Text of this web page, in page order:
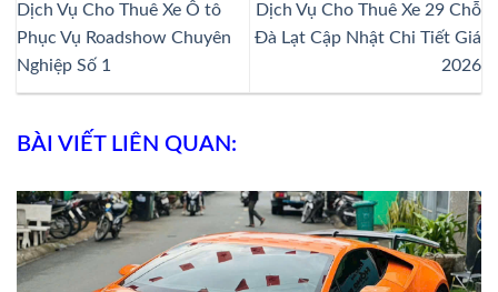
Dịch Vụ Cho Thuê Xe Ô tô
Phục Vụ Roadshow Chuyên
Nghiệp Số 1
Dịch Vụ Cho Thuê Xe 29 Chỗ
Đà Lạt Cập Nhật Chi Tiết Giá
2026
BÀI VIẾT LIÊN QUAN: